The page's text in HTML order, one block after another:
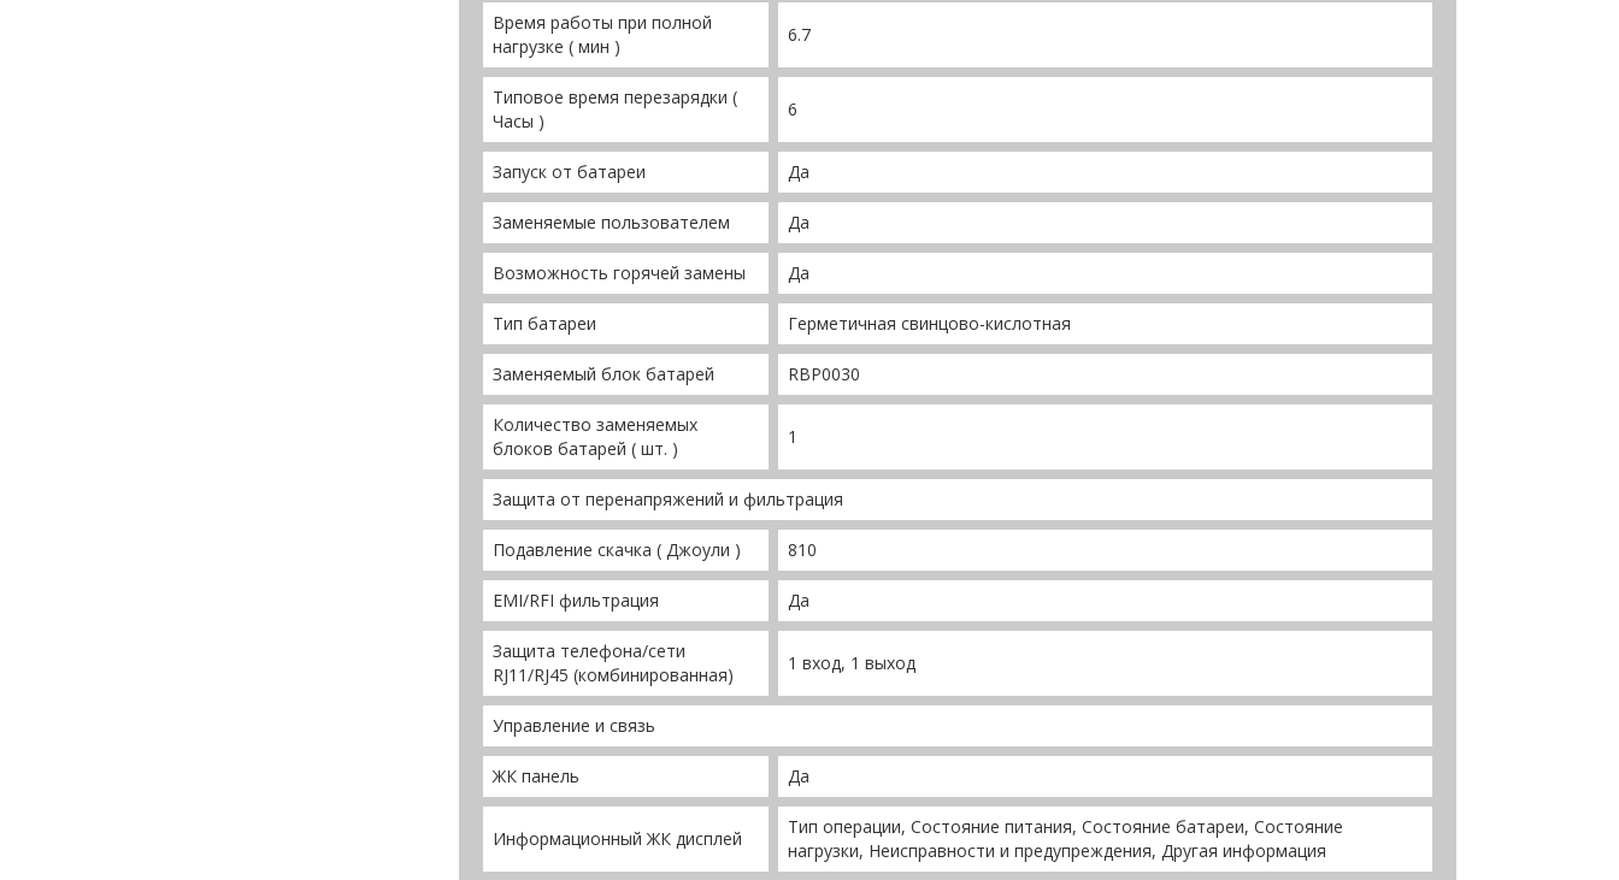
Время работы при полной
нагрузке ( мин )
6.7
Типовое время перезарядки (
Часы )
6
Запуск от батареи Да
Заменяемые пользователем Да
Возможность горячей замены Да
Тип батареи Герметичная свинцово-кислотная
Заменяемый блок батарей RBP0030
Количество заменяемых
блоков батарей ( шт. )
1
Защита от перенапряжений и фильтрация
Подавление скачка ( Джоули ) 810
EMI/RFI фильтрация Да
Защита телефона/сети
RJ11/RJ45 (комбинированная)
1 вход, 1 выход
Управление и связь
ЖК панель Да
Информационный ЖК дисплей
Тип операции, Состояние питания, Состояние батареи, Состояние
нагрузки, Неисправности и предупреждения, Другая информация